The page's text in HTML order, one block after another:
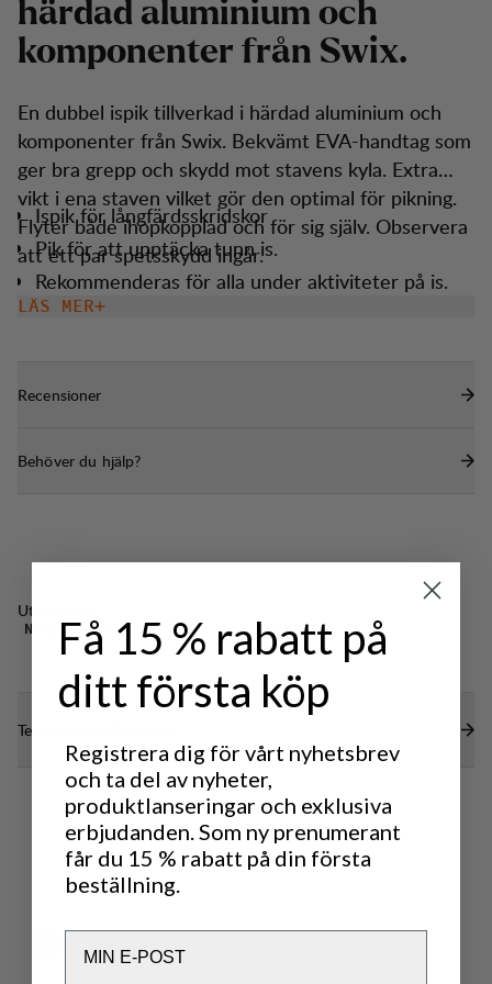
härdad aluminium och
komponenter från Swix.
En dubbel ispik tillverkad i härdad aluminium och
komponenter från Swix. Bekvämt EVA-handtag som
ger bra grepp och skydd mot stavens kyla. Extra
vikt i ena staven vilket gör den optimal för pikning.
Flyter både ihopkopplad och för sig själv. Observera
att ett par spetsskydd ingår.
Ispik för långfärdsskridskor
Pik för att upptäcka tunn is.
Rekommenderas för alla under aktiviteter på is.
Flyter i vatten
LÄS MER
Recensioner
Behöver du hjälp?
Utmärkt för
NORDIC SKATING
Tekniska specifikationer
kanske
Få 15 % rabatt på
ditt första köp
Registrera dig för vårt nyhetsbrev
och ta del av nyheter,
produktlanseringar och exklusiva
erbjudanden. Som ny prenumerant
får du 15 % rabatt på din första
beställning.